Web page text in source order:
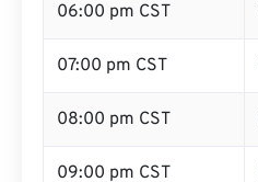
06:00 pm CST
07:00 pm CST
08:00 pm CST
09:00 pm CST